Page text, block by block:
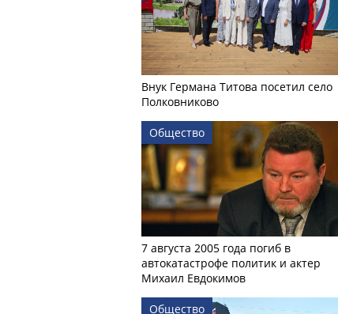
Внук Германа Титова посетил село
Полковниково
Общество
7 августа 2005 года погиб в
автокатастрофе политик и актер
Михаил Евдокимов
Общество